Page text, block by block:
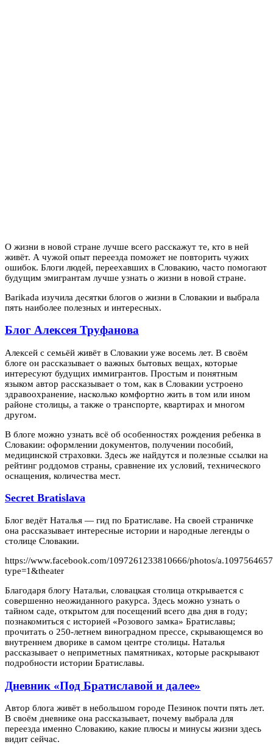
О жизни в новой стране лучше всего расскажут те, кто в ней
живёт. А чужой опыт переезда поможет не повторить чужих
ошибок. Блоги людей, переехавших в Словакию, часто помогают
будущим эмигрантам лучше узнать о жизни в новой стране.
Barikada изучила десятки блогов о жизни в Словакии и выбрала
пять наиболее полезных и интересных.
Блог Алексея Труфанова
Алексей с семьёй живёт в Словакии уже восемь лет. В своём
блоге он рассказывает о важных бытовых вещах, которые
интересуют будущих иммигрантов. Простым и понятным
языком автор рассказывает о том, как в Словакии устроено
здравоохранение, насколько комфортно жить в том или ином
районе столицы, а также о транспорте, квартирах и многом
другом.
В блоге можно узнать всё об особенностях рождения ребенка в
Словакии: оформлении документов, получении пособий,
медицинской страховки. Здесь же найдутся и полезные ссылки на
рейтинг роддомов страны, сравнение их условий, технического
оснащения, количества мест.
Secret Bratislava
Блог ведёт Наталья — гид по Братиславе. На своей страничке
она рассказывает интересные истории и народные легенды о
столице Словакии.
https://www.facebook.com/1097261233810666/photos/
type=1&theater
Благодаря блогу Натальи, словацкая столица открывается с
совершенно неожиданного ракурса. Здесь можно узнать о
тайном саде, открытом для посещений всего два дня в году;
познакомиться с историей «Розового замка» Братиславы;
прочитать о 250-летнем виноградном прессе, скрывающемся во
внутреннем дворике в самом центре столицы. Наталья
рассказывает о неприметных памятниках, которые раскрывают
подробности истории Братиславы.
Дневник «Под Братиславой и далее»
Автор блога живёт в небольшом городе Пезинок почти пять лет.
В своём дневнике она рассказывает, почему выбрала для
переезда именно Словакию, какие плюсы и минусы жизни здесь
видит сейчас.